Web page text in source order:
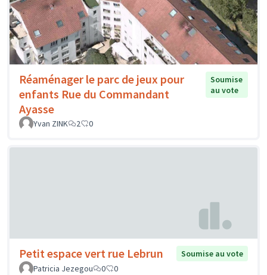
Réaménager le parc de jeux pour
enfants Rue du Commandant
Ayasse
Soumise
au vote
Yvan ZINK 2 0
Petit espace vert rue Lebrun
Soumise au vote
Patricia Jezegou
0 0